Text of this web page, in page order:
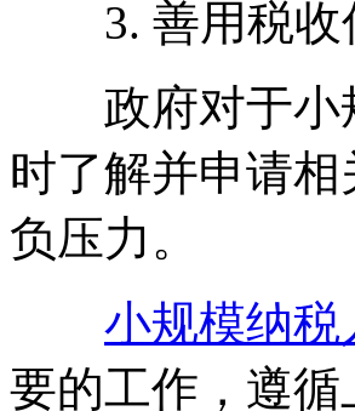
3. 善用税收
政府对于小规
时了解并申请
负压力。
小规模纳
要的工作，遵